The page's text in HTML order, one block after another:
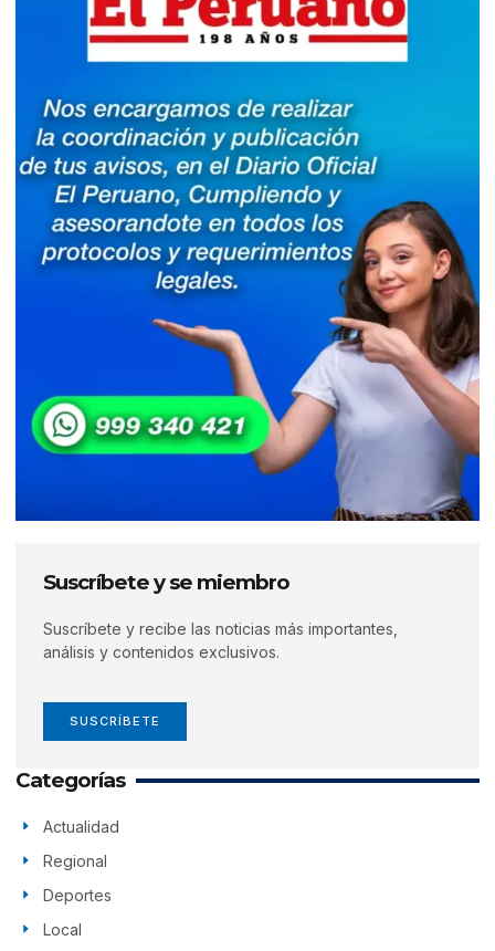
Suscríbete y se miembro
Suscríbete y recibe las noticias más importantes,
análisis y contenidos exclusivos.
SUSCRÍBETE
Categorías
Actualidad
Regional
Deportes
Local